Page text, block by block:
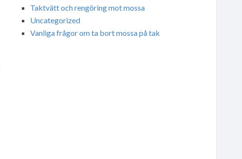
Taktvätt och rengöring mot mossa
Uncategorized
Vanliga frågor om ta bort mossa på tak